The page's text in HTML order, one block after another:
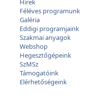
Hírek
Féléves programunk
Galéria
Eddigi programjaink
Szakmai anyagok
Webshop
Hegesztőgépeink
SzMSz
Támogatóink
Elérhetőségeink